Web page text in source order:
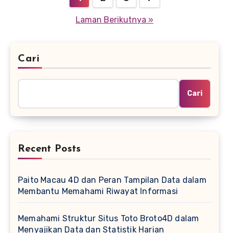
Laman Berikutnya »
Cari
Cari
Recent Posts
Paito Macau 4D dan Peran Tampilan Data dalam
Membantu Memahami Riwayat Informasi
Memahami Struktur Situs Toto Broto4D dalam
Menyajikan Data dan Statistik Harian